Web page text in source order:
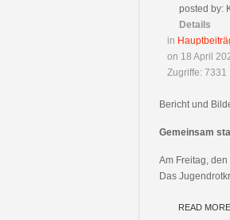
posted by:
Details
in
on 18 April
Zugriffe: 7331
Bericht und
Gemeinsam
Am Freitag,
Das
READ